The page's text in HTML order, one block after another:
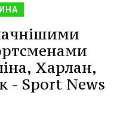
Харлан,
- Sport News